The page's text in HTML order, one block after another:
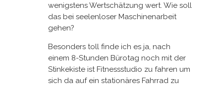
wenigstens Wertschätzung wert. Wie soll
das bei seelenloser Maschinenarbeit
gehen?
Besonders toll finde ich es ja, nach
einem 8-Stunden Bürotag noch mit der
Stinkekiste ist Fitnessstudio zu fahren um
sich da auf ein stationäres Fahrrad zu